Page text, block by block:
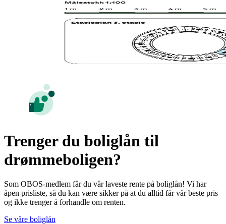
Trenger du boliglån til
drømmeboligen?
Som OBOS-medlem får du vår laveste rente på boliglån! Vi har
åpen prisliste, så du kan være sikker på at du alltid får vår beste pris
og ikke trenger å forhandle om renten.
Se våre boliglån